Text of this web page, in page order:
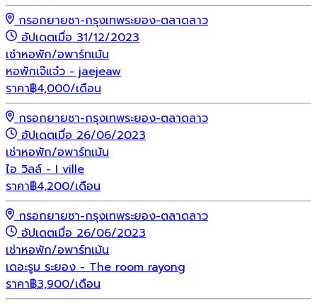
กรอกยายชา-กรุงเทพระยอง-ตลาดลาว
อัปเดตเมื่อ 31/12/2023
เช่าหอพัก/อพาร์ทเม้น
หอพักเจ๊แจ๋ว - jaejeaw
ราคา฿4,000/เดือน
กรอกยายชา-กรุงเทพระยอง-ตลาดลาว
อัปเดตเมื่อ 26/06/2023
เช่าหอพัก/อพาร์ทเม้น
ไอ วิลล์ - I ville
ราคา฿4,200/เดือน
กรอกยายชา-กรุงเทพระยอง-ตลาดลาว
อัปเดตเมื่อ 26/06/2023
เช่าหอพัก/อพาร์ทเม้น
เดอะรูม ระยอง - The room rayong
ราคา฿3,900/เดือน